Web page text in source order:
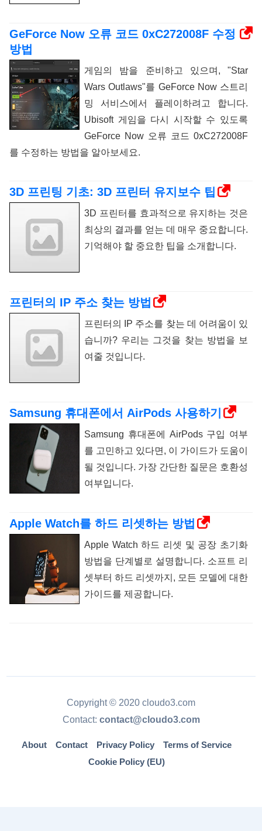
GeForce Now 오류 코드 0xC272008F 수정
방법
게임의 밤을 준비하고 있으며, "Star
Wars Outlaws"를 GeForce Now 스트리
밍 서비스에서 플레이하려고 합니다.
Ubisoft 게임을 다시 시작할 수 있도록
GeForce Now 오류 코드 0xC272008F
를 수정하는 방법을 알아보세요.
3D 프린팅 기초: 3D 프린터 유지보수 팁
3D 프린터를 효과적으로 유지하는 것은
최상의 결과를 얻는 데 매우 중요합니다.
기억해야 할 중요한 팁을 소개합니다.
프린터의 IP 주소 찾는 방법
프린터의 IP 주소를 찾는 데 어려움이 있
습니까? 우리는 그것을 찾는 방법을 보
여줄 것입니다.
Samsung 휴대폰에서 AirPods 사용하기
Samsung 휴대폰에 AirPods 구입 여부
를 고민하고 있다면, 이 가이드가 도움이
될 것입니다. 가장 간단한 질문은 호환성
여부입니다.
Apple Watch를 하드 리셋하는 방법
Apple Watch 하드 리셋 및 공장 초기화
방법을 단계별로 설명합니다. 소프트 리
셋부터 하드 리셋까지, 모든 모델에 대한
가이드를 제공합니다.
Copyright © 2020 cloudo3.com
Contact: contact@cloudo3.com
About Contact Privacy Policy
Terms of Service
Cookie Policy (EU)